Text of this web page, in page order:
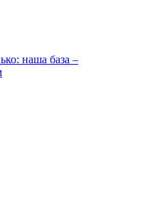
наша база –